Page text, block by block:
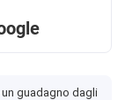
guadagno dagli